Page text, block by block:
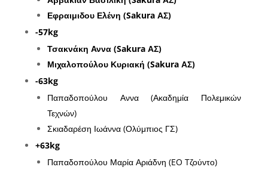
Εφραιμιδου Ελένη (Sakura ΑΣ)
-57kg
Τσακνάκη Αννα (Sakura ΑΣ)
Μιχαλοπούλου Κυριακή (Sakura ΑΣ)
-63kg
Παπαδοπούλου Αννα (Ακαδημία Πολεμικών
Τεχνών)
Σκιαδαρέση Ιωάννα (Ολύμπιος ΓΣ)
+63kg
Παπαδοπούλου Μαρία Αριάδνη (EO Tζούντο)